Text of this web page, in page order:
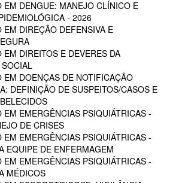
EM DENGUE: MANEJO CLÍNICO E
- 2026
EM DIREÇÃO DEFENSIVA E
EM DIREITOS E DEVERES DA
EM DOENÇAS DE NOTIFICAÇÃO
DEFINIÇÃO DE SUSPEITOS/CASOS E
EM EMERGÊNCIAS PSIQUIÁTRICAS -
DE CRISES
EM EMERGÊNCIAS PSIQUIÁTRICAS -
EQUIPE DE ENFERMAGEM
EM EMERGÊNCIAS PSIQUIÁTRICAS -
MÉDICOS